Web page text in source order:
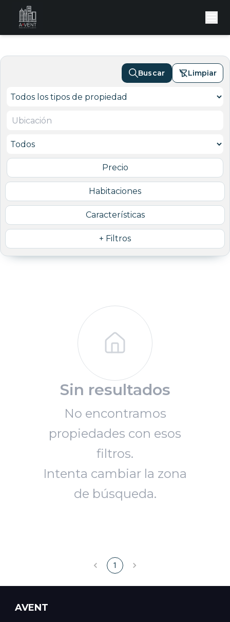
Precio
Habitaciones
Características
+ Filtros
Buscar Limpiar
Sin resultados
No encontramos
propiedades con esos
filtros.
Intenta cambiar la zona
de búsqueda.
1
AVENT